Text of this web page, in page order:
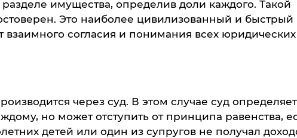
имущества, определив доли каждого. Такой
Это наиболее цивилизованный и быстрый
согласия и понимания всех юридических
через суд. В этом случае суд
но может отступить от принципа равенства,
детей или один из супругов не получал